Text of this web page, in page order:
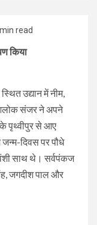
read
किया
उद्यान में नीम,
संजर ने अपने
के पृथ्वीपुर से आए
जन्म-दिवस पर पौधे
साथ थे। सर्वपंकज
जगदीश पाल और